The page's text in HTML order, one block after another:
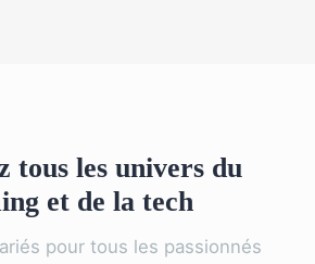
tous les univers du
et de la tech
pour tous les passionnés